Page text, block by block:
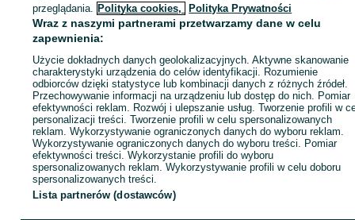
Zadzwoń / SMS Wyślij wiadomość
przeglądania. Polityka cookies, Polityka Prywatności
Wraz z naszymi partnerami przetwarzamy dane w celu
zapewnienia:
Użycie dokładnych danych geolokalizacyjnych. Aktywne skanowanie
charakterystyki urządzenia do celów identyfikacji. Rozumienie
odbiorców dzięki statystyce lub kombinacji danych z różnych źródeł.
Przechowywanie informacji na urządzeniu lub dostęp do nich. Pomiar
efektywności reklam. Rozwój i ulepszanie usług. Tworzenie profili w
personalizacji treści. Tworzenie profili w celu spersonalizowanych
reklam. Wykorzystywanie ograniczonych danych do wyboru reklam.
Wykorzystywanie ograniczonych danych do wyboru treści. Pomiar
efektywności treści. Wykorzystanie profili do wyboru
spersonalizowanych reklam. Wykorzystywanie profili w celu doboru
spersonalizowanych treści.
Lista partnerów (dostawców)